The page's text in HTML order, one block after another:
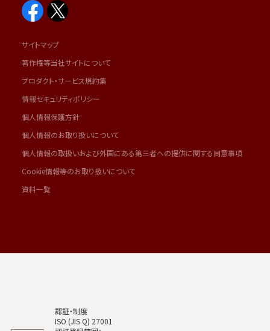
サイトマップ
著作権等当社サイトについて
プロダクト・サービス規約集
情報セキュリティポリシー
個人情報保護方針
個人情報のお取り扱いについて
個人情報の取扱いおよび外国にある第三者への提供に関する同意事項
Cookie情報等のお取り扱いについて
資料一覧
認証・制度
ISO (JIS Q) 27001